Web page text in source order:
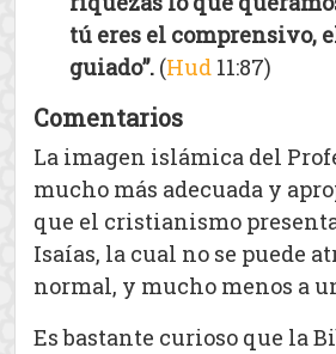
tú eres el comprensivo,
guiado”. (Hud 11:87)
Comentarios
La imagen islámica del
mucho más adecuada y
que el cristianismo
Isaías, la cual no se puede
normal, y mucho menos a
Es bastante curioso que la